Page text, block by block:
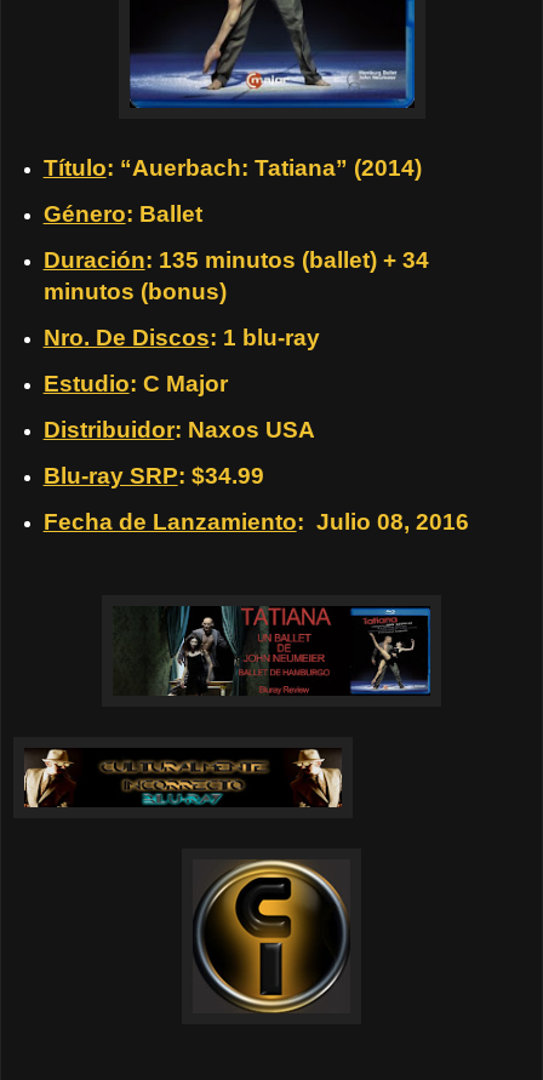
Título: “Auerbach: Tatiana” (2014)
Género: Ballet
Duración: 135 minutos (ballet) + 34
minutos (bonus)
Nro. De Discos: 1 blu-ray
Estudio: C Major
Distribuidor: Naxos USA
Blu-ray SRP: $34.99
Fecha de Lanzamiento: Julio 08, 2016